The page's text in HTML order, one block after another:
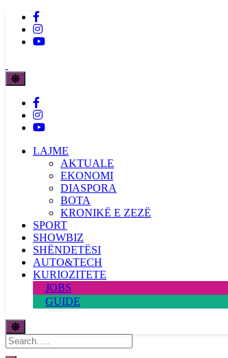
LAJME
AKTUALE
EKONOMI
DIASPORA
BOTA
KRONIKË E ZEZË
SPORT
SHOWBIZ
SHËNDETËSI
AUTO&TECH
KURIOZITETE
JOBS
GUIDE